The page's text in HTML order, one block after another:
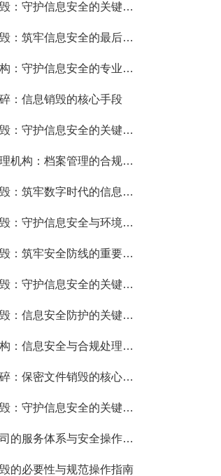
：守护信息安全的关键环节
筑牢信息安全的最后防线
守护信息安全的专业屏障
：信息销毁的核心手段
守护信息安全的关键环节
：档案管理的合规与高效解决方案
筑牢数字时代的信息安全防线
护信息安全与环境健康的重要环节
筑牢安全防线的重要举措
：守护信息安全的关键防线
信息安全防护的关键环节
息安全与合规处理的专业选择
保密文件销毁的核心实施方式
守护信息安全的关键环节
服务体系与安全操作规范
的必要性与规范操作指南